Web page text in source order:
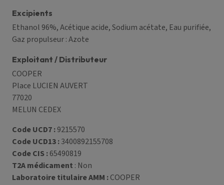
Excipients
Ethanol 96%, Acétique acide, Sodium acétate, Eau purifiée,
Gaz propulseur : Azote
Exploitant / Distributeur
COOPER
Place LUCIEN AUVERT
77020
MELUN CEDEX
Code UCD7 :9215570
Code UCD13 :3400892155708
Code CIS :65490819
T2A médicament : Non
Laboratoire titulaire AMM :COOPER